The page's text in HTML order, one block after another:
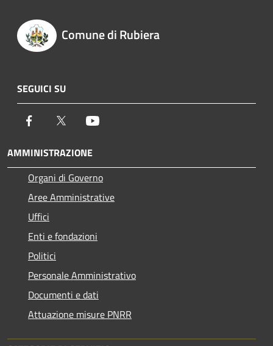
Comune di Rubiera
SEGUICI SU
Facebook Twitter
AMMINISTRAZIONE
Organi di Governo
Aree Amministrative
Uffici
Enti e fondazioni
Politici
Personale Amministrativo
Documenti e dati
Attuazione misure PNRR